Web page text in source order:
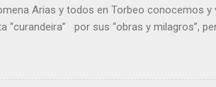
Arias y todos en Torbeo conocemos
“curandeira” por sus “obras y milagros”,
importante curandera de Galicia” . En
PATIÑO REGUEIRA (ya fallecido) cuyo